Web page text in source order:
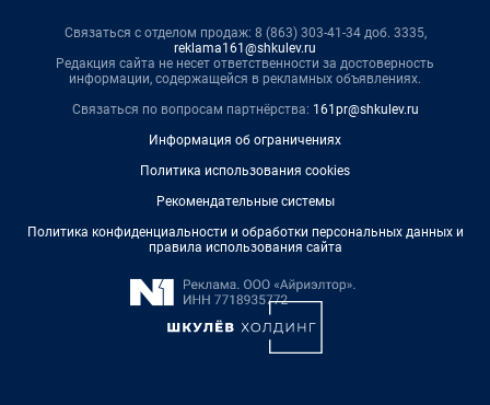
Связаться с отделом продаж: 8 (863) 303-41-34 доб. 3335,
reklama161@shkulev.ru
Редакция сайта не несет ответственности за достоверность
информации, содержащейся в рекламных объявлениях.
Связаться по вопросам партнёрства: 161pr@shkulev.ru
Информация об ограничениях
Политика использования cookies
Рекомендательные системы
Политика конфиденциальности и обработки персональных данных и
правила использования сайта